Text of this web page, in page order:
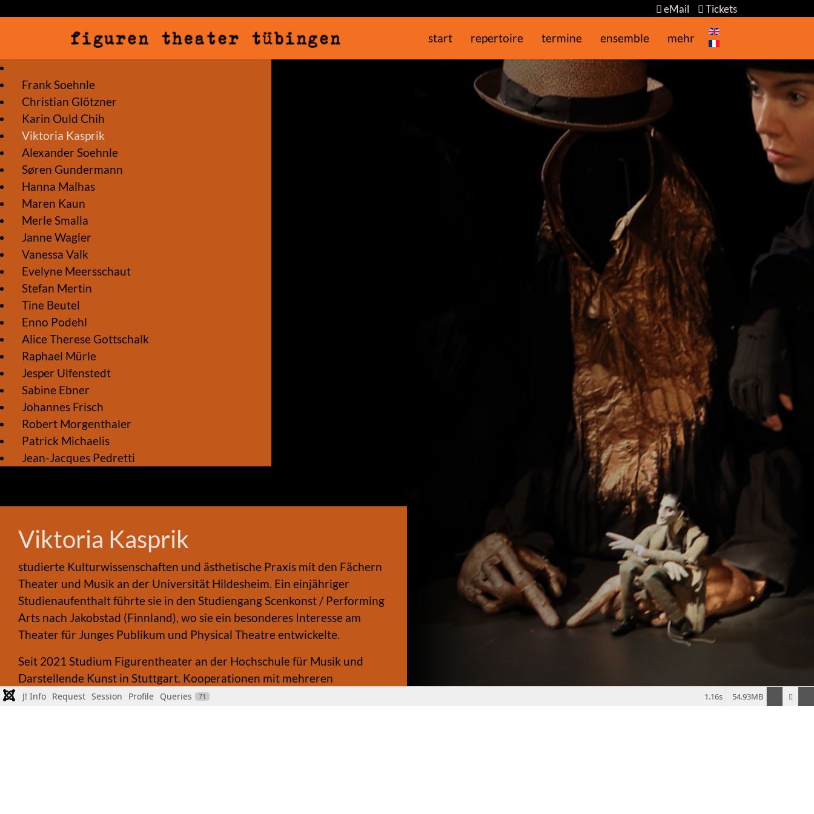
eMail Tickets
start repertoire termine ensemble mehr
Select your language
Frank Soehnle
Christian Glötzner
Karin Ould Chih
Viktoria Kasprik
Alexander Soehnle
Søren Gundermann
Hanna Malhas
Maren Kaun
Merle Smalla
Janne Wagler
Vanessa Valk
Evelyne Meersschaut
Stefan Mertin
Tine Beutel
Enno Podehl
Alice Therese Gottschalk
Raphael Mürle
Jesper Ulfenstedt
Sabine Ebner
Johannes Frisch
Robert Morgenthaler
Patrick Michaelis
Jean-Jacques Pedretti
Viktoria Kasprik
studierte Kulturwissenschaften und ästhetische Praxis mit den Fächern
Theater und Musik an der Universität Hildesheim. Ein einjähriger
Studienaufenthalt führte sie in den Studiengang Scenkonst / Performing
Arts nach Jakobstad (Finnland), wo sie ein besonderes Interesse am
Theater für Junges Publikum und Physical Theatre entwickelte.
Seit 2021 Studium Figurentheater an der Hochschule für Musik und
Darstellende Kunst in Stuttgart. Kooperationen mit mehreren
internationalen Theatergruppen und Einladungen zu Festivals.
J! Info Request Session Profile Queries 71 54.93MB
1.16s